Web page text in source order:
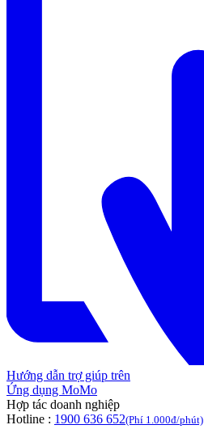
Hướng dẫn trợ giúp trên
Ứng dụng MoMo
Hợp tác doanh nghiệp
Hotline : 1900 636 652(Phí 1.000đ/phút)